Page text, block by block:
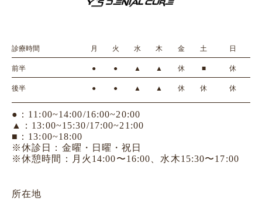
診療時間 月 火 水 木 金 土 日
前半 ● ● ▲ ▲ 休 ■ 休
後半 ● ● ▲ ▲ 休 休 休
●：11:00~14:00/16:00~20:00
▲：13:00~15:30/17:00~21:00
■：13:00~18:00
※休診日：金曜・日曜・祝日
※休憩時間：月火14:00〜16:00、水木15:30〜17:00
所在地